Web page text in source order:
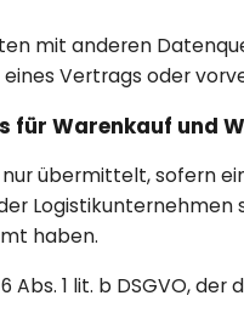
mit anderen
Vertrags oder
Warenkauf und
übermittelt, sofern
haben.
1 lit. b DSGVO,